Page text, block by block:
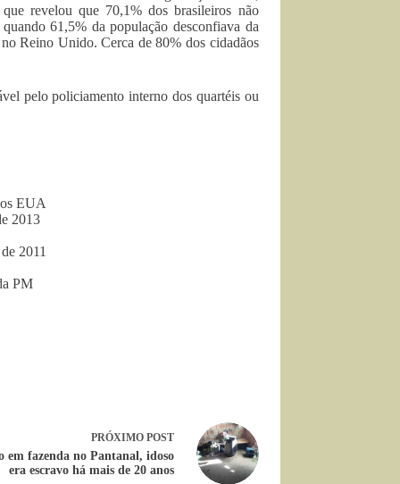
revelou que 70,1% dos brasileiros não
61,5% da população desconfiava da
Reino Unido. Cerca de 80% dos cidadãos
pelo policiamento interno dos quartéis ou
EUA
2013
2011
PM
PRÓXIMO POST
em fazenda no Pantanal, idoso
era escravo há mais de 20 anos